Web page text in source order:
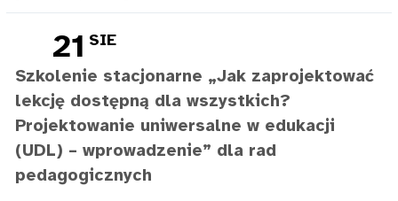
21 SIE
Szkolenie stacjonarne „Jak zaprojektować
lekcję dostępną dla wszystkich?
Projektowanie uniwersalne w edukacji
(UDL) – wprowadzenie” dla rad
pedagogicznych